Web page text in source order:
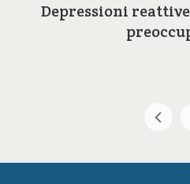
Depressioni